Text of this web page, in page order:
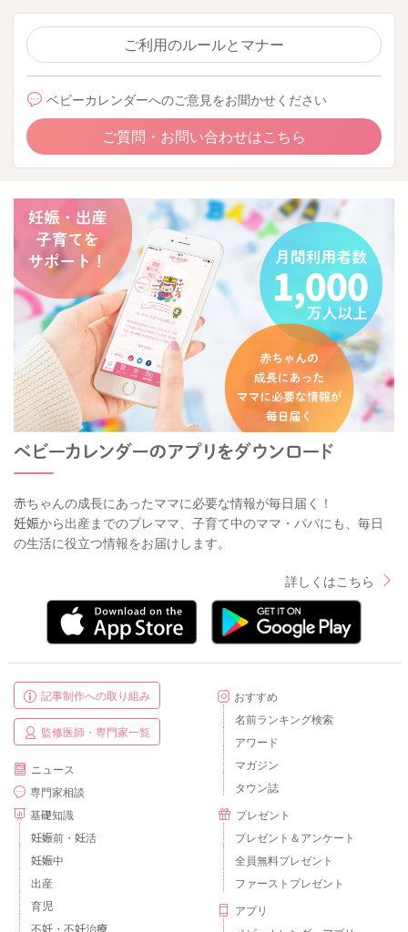
ご利用のルールとマナー
ベビーカレンダーへのご意見をお聞かせください
ご質問・お問い合わせはこちら
赤ちゃんの成長にあったママに必要な情報が毎日届く！
妊娠から出産までのプレママ、子育て中のママ・パパにも、毎日
の生活に役立つ情報をお届けします。
詳しくはこちら
記事制作への取り組み
監修医師・専門家一覧
ニュース
専門家相談
基礎知識
妊娠前・妊活
妊娠中
出産
育児
不妊・不妊治療
おすすめ
名前ランキング検索
アワード
マガジン
タウン誌
プレゼント
プレゼント＆アンケート
全員無料プレゼント
ファーストプレゼント
アプリ